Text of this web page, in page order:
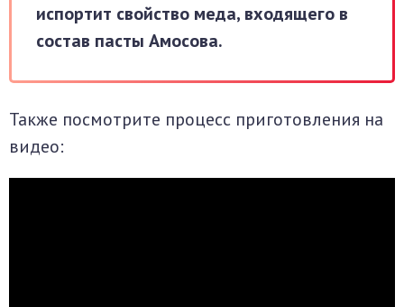
испортит свойство меда, входящего в
состав пасты Амосова.
Также посмотрите процесс приготовления на
видео: